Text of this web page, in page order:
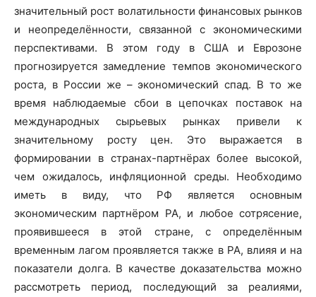
значительный рост волатильности финансовых рынков
и неопределённости, связанной с экономическими
перспективами. В этом году в США и Еврозоне
прогнозируется замедление темпов экономического
роста, в России же – экономический спад. В то же
время наблюдаемые сбои в цепочках поставок на
международных сырьевых рынках привели к
значительному росту цен. Это выражается в
формировании в странах-партнёрах более высокой,
чем ожидалось, инфляционной среды. Необходимо
иметь в виду, что РФ является основным
экономическим партнёром РА, и любое сотрясение,
проявившееся в этой стране, с определённым
временным лагом проявляется также в РА, влияя и на
показатели долга. В качестве доказательства можно
рассмотреть период, последующий за реалиями,